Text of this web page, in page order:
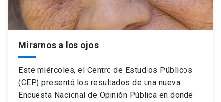
Mirarnos a los ojos
Este miércoles, el Centro de Estudios Públicos
(CEP) presentó los resultados de una nueva
Encuesta Nacional de Opinión Pública en donde